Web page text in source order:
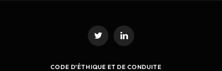
Twitter LinkedIn
CODE D’ÉTHIQUE ET DE CONDUITE